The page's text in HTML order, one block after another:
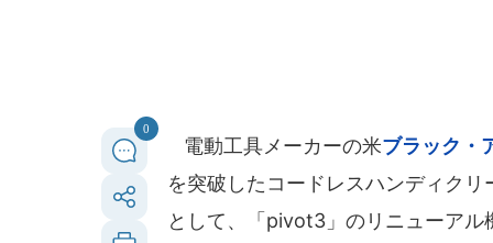
0
電動工具メーカーの米ブラック・
を突破したコードレスハンディク
として、「pivot3」のリニューア